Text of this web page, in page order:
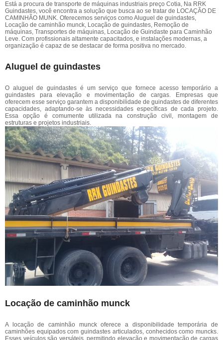
Está a procura de transporte de máquinas industriais preço Cotia, Na RRK
Guindastes, você encontra a solução que busca ao se tratar de LOCAÇÃO DE
CAMINHÃO MUNK. Oferecemos serviços como Aluguel de guindastes,
Locação de caminhão munck, Locação de guindastes, Remoção de
máquinas, Transportes de máquinas, Locação de Guindaste para Caminhão
Leve. Com profissionais altamente capacitados, e instalações modernas, a
organização é capaz de se destacar de forma positiva no mercado.
Aluguel de guindastes
O aluguel de guindastes é um serviço que fornece acesso temporário a
guindastes para elevação e movimentação de cargas. Empresas que
oferecem esse serviço garantem a disponibilidade de guindastes de diferentes
capacidades, adaptando-se às necessidades específicas de cada projeto.
Essa opção é comumente utilizada na construção civil, montagem de
estruturas e projetos industriais.
Locação de caminhão munck
A locação de caminhão munck oferece a disponibilidade temporária de
caminhões equipados com guindastes articulados, conhecidos como muncks.
Esses veículos são versáteis, permitindo elevação e movimentação de cargas